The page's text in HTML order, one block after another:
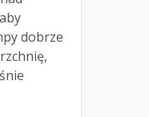
dobrze